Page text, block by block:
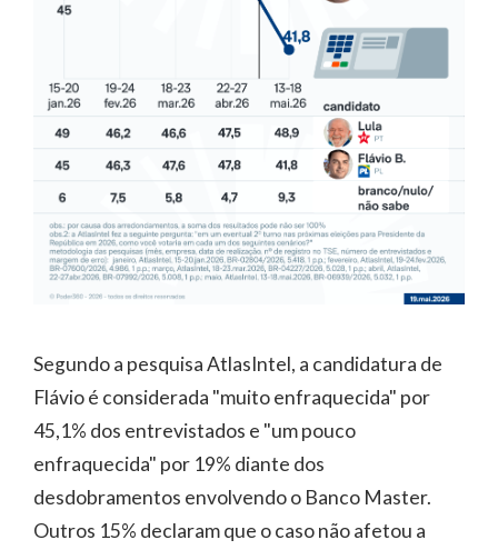
Segundo a pesquisa AtlasIntel, a candidatura de
Flávio é considerada "muito enfraquecida" por
45,1% dos entrevistados e "um pouco
enfraquecida" por 19% diante dos
desdobramentos envolvendo o Banco Master.
Outros 15% declaram que o caso não afetou a